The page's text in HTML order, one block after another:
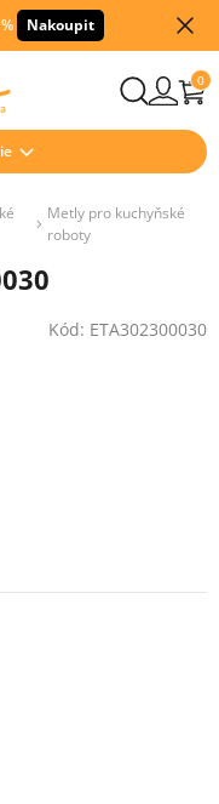
Nakoupit
0
Metly pro kuchyňské
roboty
Kód: ETA302300030